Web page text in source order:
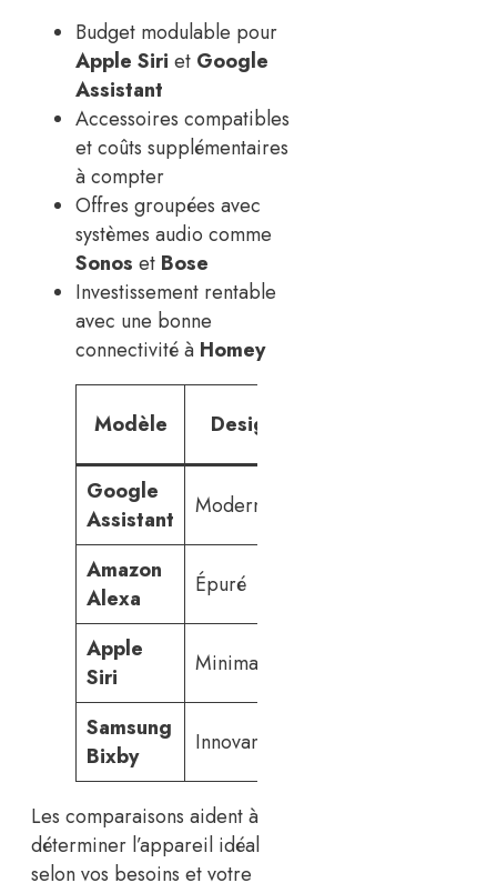
Budget modulable pour
Apple Siri et Google
Assistant
Accessoires compatibles
et coûts supplémentaires
à compter
Offres groupées avec
systèmes audio comme
Sonos et Bose
Investissement rentable
avec une bonne
connectivité à Homey
Modèle Design
Google
Assistant
Moderne
Amazon
Alexa
Épuré
Apple
Siri
Minimaliste
Samsung
Bixby
Innovant
Les comparaisons aident à
déterminer l’appareil idéal
selon vos besoins et votre